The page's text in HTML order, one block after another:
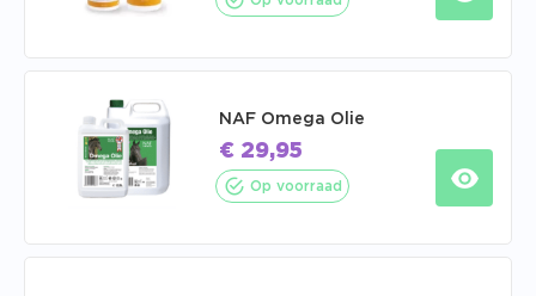
NAF Omega Olie
€ 29,95
Op voorraad